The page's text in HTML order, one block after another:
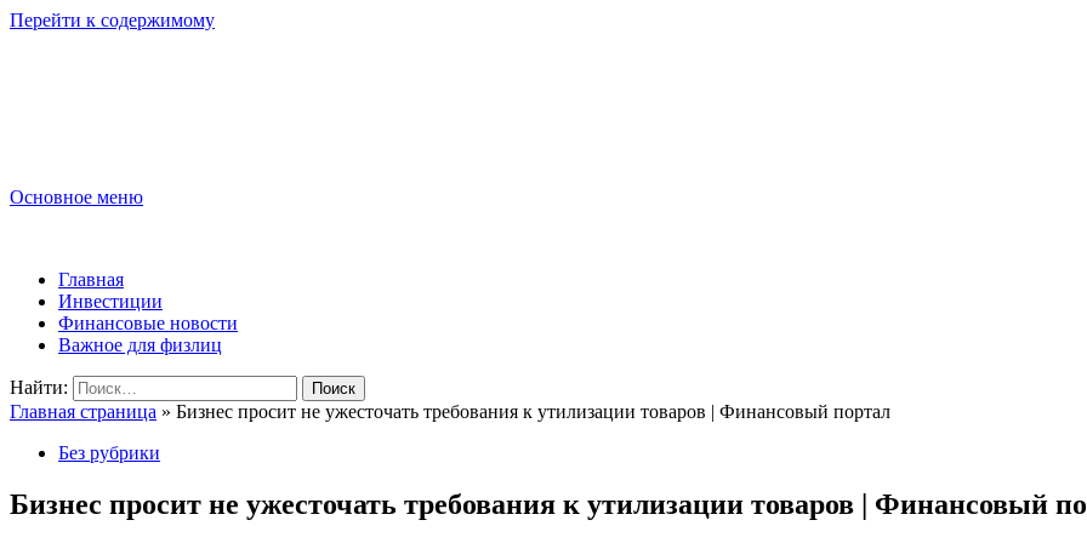
Перейти к содержимому
Основное меню
Главная
Инвестиции
Финансовые новости
Важное для физлиц
Найти:
Главная страница » Бизнес просит не ужесточать требования к утилизации товаров | Финансовый портал
Без рубрики
Бизнес просит не ужесточать требования к утилизации товаров | Финансовый